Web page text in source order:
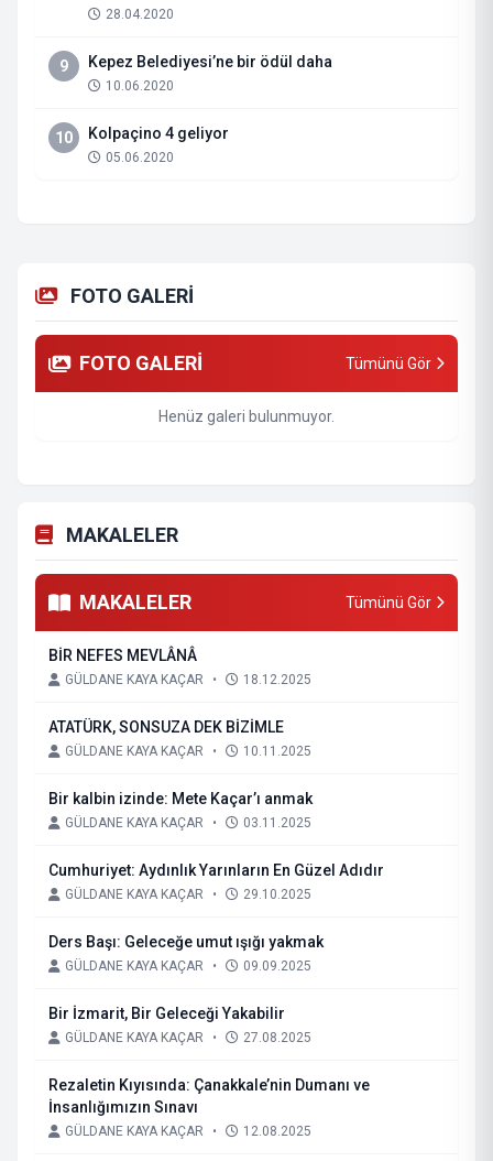
28.04.2020
9 Kepez Belediyesi’ne bir ödül daha
10.06.2020
10 Kolpaçino 4 geliyor
05.06.2020
FOTO GALERİ
FOTO GALERİ Tümünü Gör
Henüz galeri bulunmuyor.
MAKALELER
MAKALELER Tümünü Gör
BİR NEFES MEVLÂNÂ
GÜLDANE KAYA KAÇAR • 18.12.2025
ATATÜRK, SONSUZA DEK BİZİMLE
GÜLDANE KAYA KAÇAR • 10.11.2025
Bir kalbin izinde: Mete Kaçar’ı anmak
GÜLDANE KAYA KAÇAR • 03.11.2025
Cumhuriyet: Aydınlık Yarınların En Güzel Adıdır
GÜLDANE KAYA KAÇAR • 29.10.2025
Ders Başı: Geleceğe umut ışığı yakmak
GÜLDANE KAYA KAÇAR • 09.09.2025
Bir İzmarit, Bir Geleceği Yakabilir
GÜLDANE KAYA KAÇAR • 27.08.2025
Rezaletin Kıyısında: Çanakkale’nin Dumanı ve
İnsanlığımızın Sınavı
GÜLDANE KAYA KAÇAR • 12.08.2025